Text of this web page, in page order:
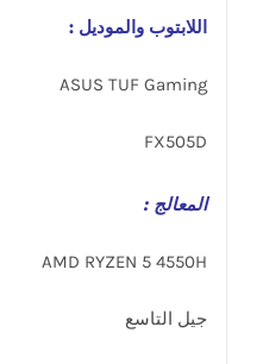
اللابتوب والموديل :
ASUS TUF Gaming
FX505D
المعالج :
AMD RYZEN 5 4550H
جيل التاسع